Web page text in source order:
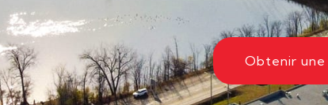
Obtenir